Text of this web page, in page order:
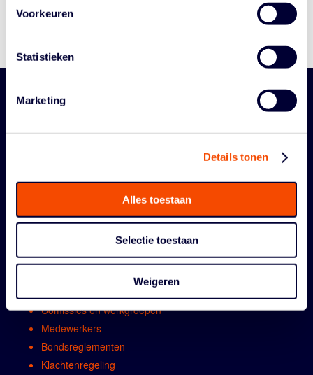
Voorkeuren
Statistieken
Marketing
Details tonen
Alles toestaan
Selectie toestaan
Weigeren
Reglementen
ORGANISATIE
Contact
Algemene vergadring
Comissies en werkgroepen
Medewerkers
Bondsreglementen
Klachtenregeling